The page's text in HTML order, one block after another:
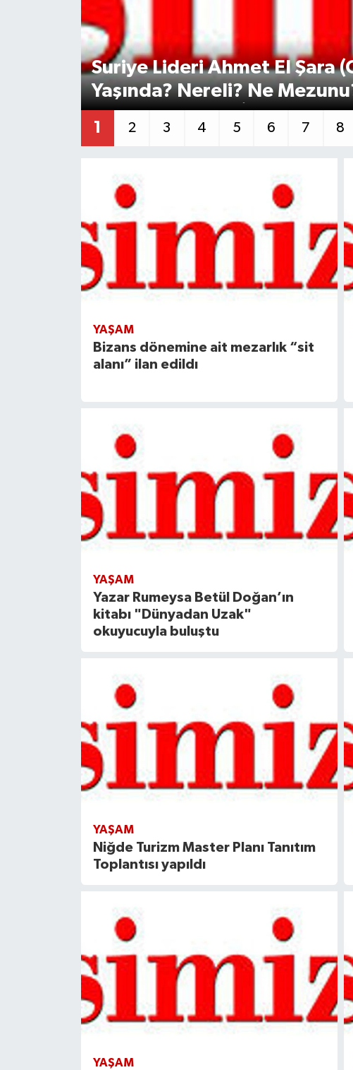
Suriye Lideri Ahmet El Şara
Yaşında? Nereli? Ne
Hayatı ve Kökenİ
1 2 3 4 5 6 7 8
YAŞAM
Bizans dönemine ait mezarlık “sit
alanı” ilan edildı
YAŞAM
Yazar Rumeysa Betül Doğan’ın
kitabı "Dünyadan Uzak"
okuyucuyla buluştu
YAŞAM
Niğde Turizm Master Planı Tanıtım
Toplantısı yapıldı
YAŞAM
Teknoloji
Tokat Haberleri